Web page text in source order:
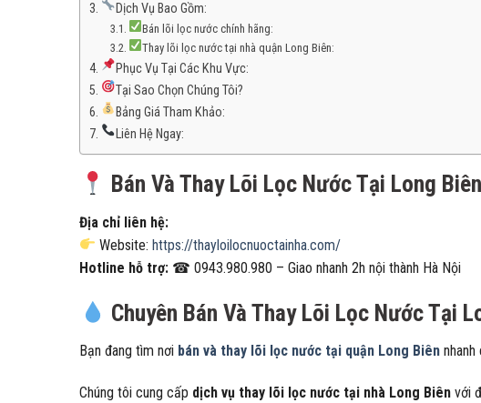
Dịch Vụ Bao Gồm:
Bán lõi lọc nước chính hãng:
Thay lõi lọc nước tại nhà quận Long Biên:
Phục Vụ Tại Các Khu Vực:
Tại Sao Chọn Chúng Tôi?
Bảng Giá Tham Khảo:
Liên Hệ Ngay:
Bán Và Thay Lõi Lọc Nước Tại Long
Địa chỉ liên hệ:
Website:https://thayloilocnuoctainha.com/
Hotline hỗ trợ: ☎ 0943.980.980 – Giao nhanh 2h nội thành Hà Nội
Chuyên Bán Và Thay Lõi Lọc Nước Tại
Bạn đang tìm nơi bán và thay lõi lọc nước tại quận Long Biên
Chúng tôi cung cấp dịch vụ thay lõi lọc nước tại nhà Long Biên với